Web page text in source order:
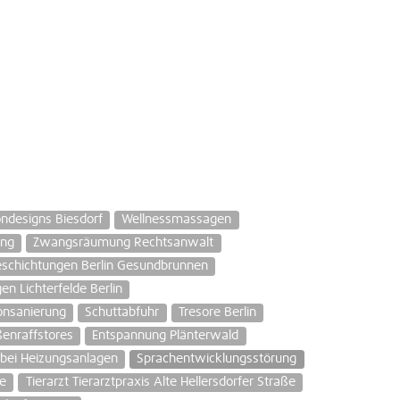
Biesdorf
Wellnessmassagen
Zwangsräumung Rechtsanwalt
Berlin Gesundbrunnen
Lichterfelde Berlin
Schuttabfuhr
Tresore Berlin
Entspannung Plänterwald
Heizungsanlagen
Sprachentwicklungsstörung
Tierarzt Tierarztpraxis Alte Hellersdorfer Straße